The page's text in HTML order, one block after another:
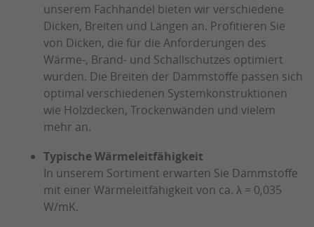
unserem Fachhandel bieten wir verschiedene
Dicken, Breiten und Längen an. Profitieren Sie
von Dicken, die für die Anforderungen des
Wärme-, Brand- und Schallschutzes optimiert
wurden. Die Breiten der Dämmstoffe passen sich
optimal verschiedenen Systemkonstruktionen
wie Holzdecken, Trockenwänden und vielem
mehr an.
Typische Wärmeleitfähigkeit
In unserem Sortiment erwarten Sie Dämmstoffe
mit einer Wärmeleitfähigkeit von ca. λ = 0,035
W/mK.